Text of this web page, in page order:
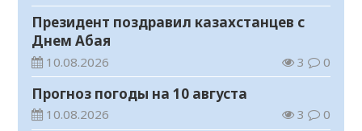
Президент поздравил казахстанцев с
Днем Абая
10.08.2026 3 0
Прогноз погоды на 10 августа
10.08.2026 3 0